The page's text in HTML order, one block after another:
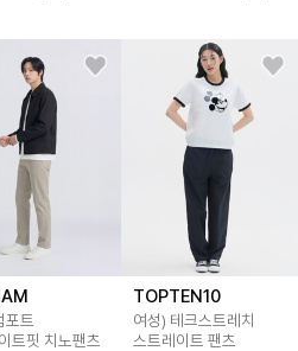
포트
트핏 치노팬츠
TOPTEN10
여성) 테크스트레치
스트레이트 팬츠